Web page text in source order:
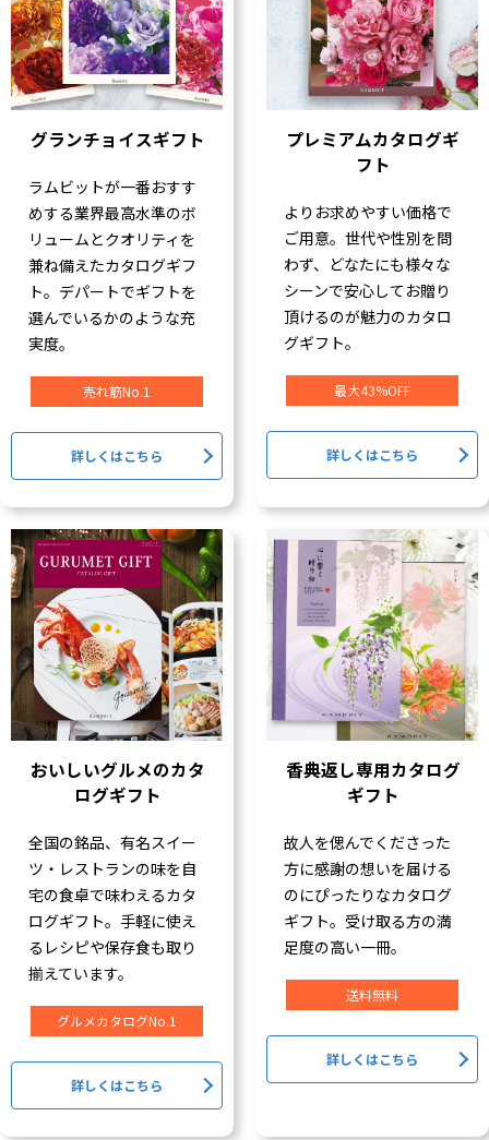
グランチョイスギフト
ラムビットが一番おすす
めする業界最高水準のボ
リュームとクオリティを
兼ね備えたカタログギフ
ト。デパートでギフトを
選んでいるかのような充
実度。
売れ筋No.1
詳しくはこちら
プレミアムカタログギ
フト
よりお求めやすい価格で
ご用意。世代や性別を問
わず、どなたにも様々な
シーンで安心してお贈り
頂けるのが魅力のカタロ
グギフト。
最大43%OFF
詳しくはこちら
おいしいグルメのカタ
ログギフト
全国の銘品、有名スイー
ツ・レストランの味を自
宅の食卓で味わえるカタ
ログギフト。手軽に使え
るレシピや保存食も取り
揃えています。
グルメカタログNo.1
詳しくはこちら
香典返し専用カタログ
ギフト
故人を偲んでくださった
方に感謝の想いを届ける
のにぴったりなカタログ
ギフト。受け取る方の満
足度の高い一冊。
送料無料
詳しくはこちら